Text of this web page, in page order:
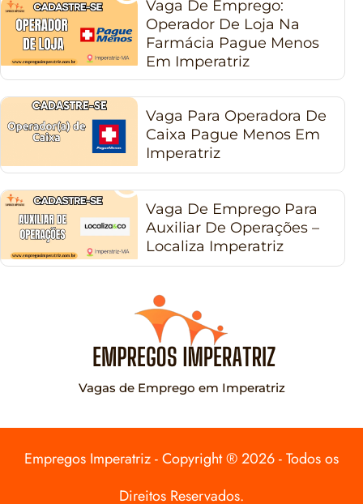
Vaga De Emprego:
Operador De Loja Na
Farmácia Pague Menos
Em Imperatriz
Vaga Para Operadora De
Caixa Pague Menos Em
Imperatriz
Vaga De Emprego Para
Auxiliar De Operações –
Localiza Imperatriz
Vagas de Emprego em Imperatriz
Empregos Imperatriz - Copyright ® 2026 - Todos os
Direitos Reservados.